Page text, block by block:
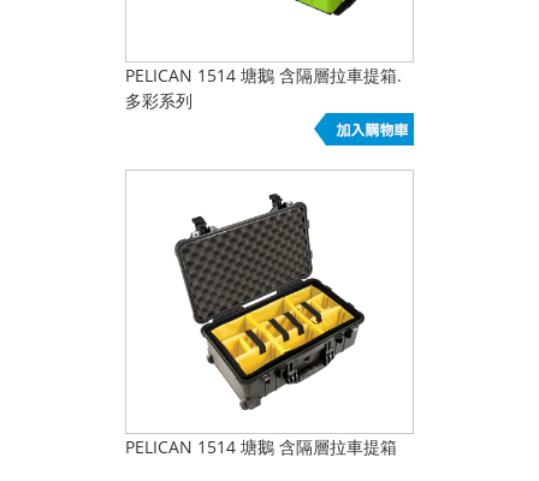
PELICAN 1514 塘鵝 含隔層拉車提箱.
多彩系列
PELICAN 1514 塘鵝 含隔層拉車提箱